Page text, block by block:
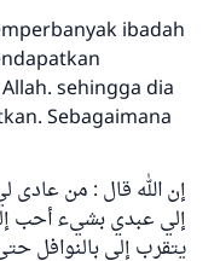
ibadah
sehingga dia
Sebagaimana
إن الله قال : من عادى
إلي عبدي بشيء أحب
يتقرب إلي بالنوافل